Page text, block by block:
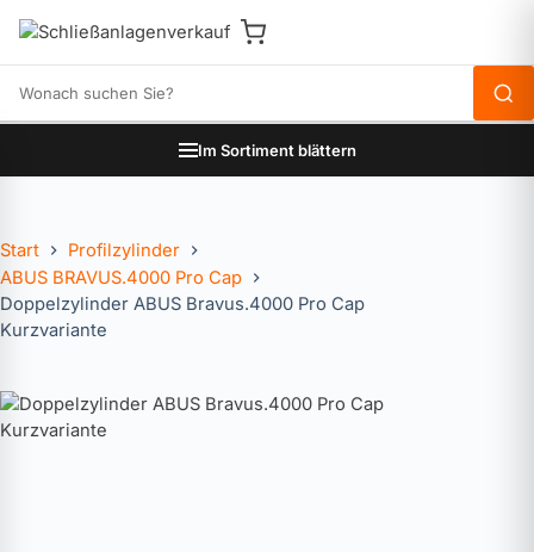
Im Sortiment blättern
Start
Profilzylinder
ABUS BRAVUS.4000 Pro Cap
Doppelzylinder ABUS Bravus.4000 Pro Cap
Kurzvariante